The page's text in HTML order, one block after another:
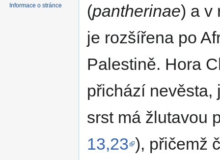
(pantherinae) a v
je rozšířena po
Palestině. Hora
přichází
srst má žlutavou
13,23 ), přičemž
Informace o stránce